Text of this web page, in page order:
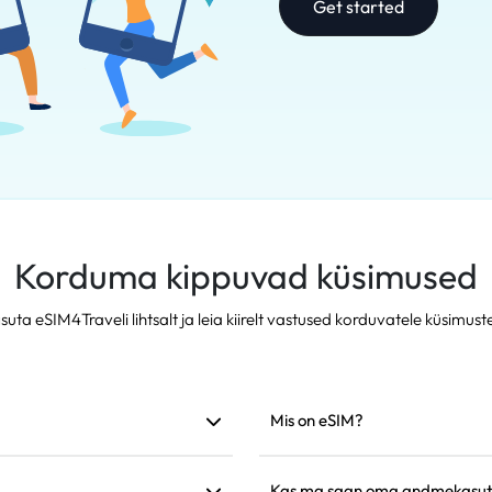
Get started
Korduma kippuvad küsimused
eSIM4Traveli lihtsalt ja leia kiirelt vastused korduvatele
Mis on eSIM?